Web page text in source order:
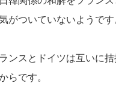
がついていないようです
ンスとドイツは互いに
らです。